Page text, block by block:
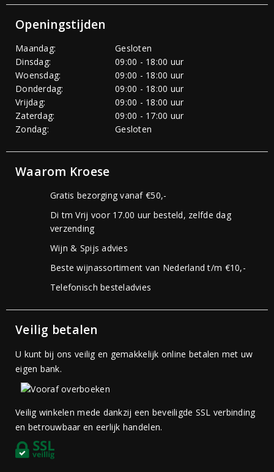
Openingstijden
Maandag:
Gesloten
Dinsdag:
09:00 - 18:00 uur
Woensdag:
09:00 - 18:00 uur
Donderdag:
09:00 - 18:00 uur
Vrijdag:
09:00 - 18:00 uur
Zaterdag:
09:00 - 17:00 uur
Zondag:
Gesloten
Waarom Kroese
Gratis bezorging vanaf €50,-
Di tm Vrij voor 17.00 uur besteld, zelfde dag
verzending
Wijn & Spijs advies
Beste wijnassortiment van Nederland t/m €10,-
Telefonisch besteladvies
Veilig betalen
U kunt bij ons veilig en gemakkelijk online betalen met uw
eigen bank.
Veilig winkelen mede dankzij een beveiligde SSL verbinding
en betrouwbaar en eerlijk handelen.